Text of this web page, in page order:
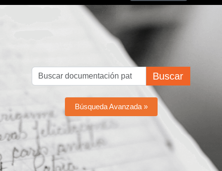
Buscar
Búsqueda Avanzada »